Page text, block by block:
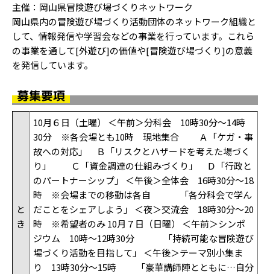
主催：岡山県冒険遊び場づくりネットワーク
岡山県内の冒険遊び場づくり活動団体のネットワーク組織と
して、情報発信や学習会などの事業を行っています。これら
の事業を通して[外遊び]の価値や[冒険遊び場づくり]の意義
を発信しています。
募集要項
と
き
10月６日（土曜） ＜午前＞分科会 10時30分～14時
30分 ※各会場とも10時 現地集合 Ａ「ケガ・事
故への対応」 Ｂ「リスクとハザードを考えた場づく
り」 Ｃ「資金調達の仕組みづくり」 Ｄ「行政と
のパートナーシップ」 ＜午後＞全体会 16時30分～18
時 ※会場までの移動は各自 「各分科会で学ん
だことをシェアしよう」 ＜夜＞交流会 18時30分～20
時 ※希望者のみ 10月７日（日曜） ＜午前＞シンポ
ジウム 10時～12時30分 「持続可能な冒険遊び
場づくり活動を目指して」 ＜午後＞テーマ別小集ま
り 13時30分～15時 「豪華講師陣とともに…自分